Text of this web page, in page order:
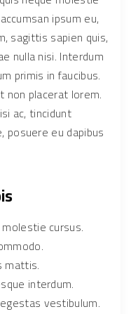
ipsum eu,
sagittis sapien quis,
nulla nisi. Interdum
primis in faucibus.
placerat lorem.
ac, tincidunt
posuere eu dapibus
cursus.
mattis.
interdum.
vestibulum.